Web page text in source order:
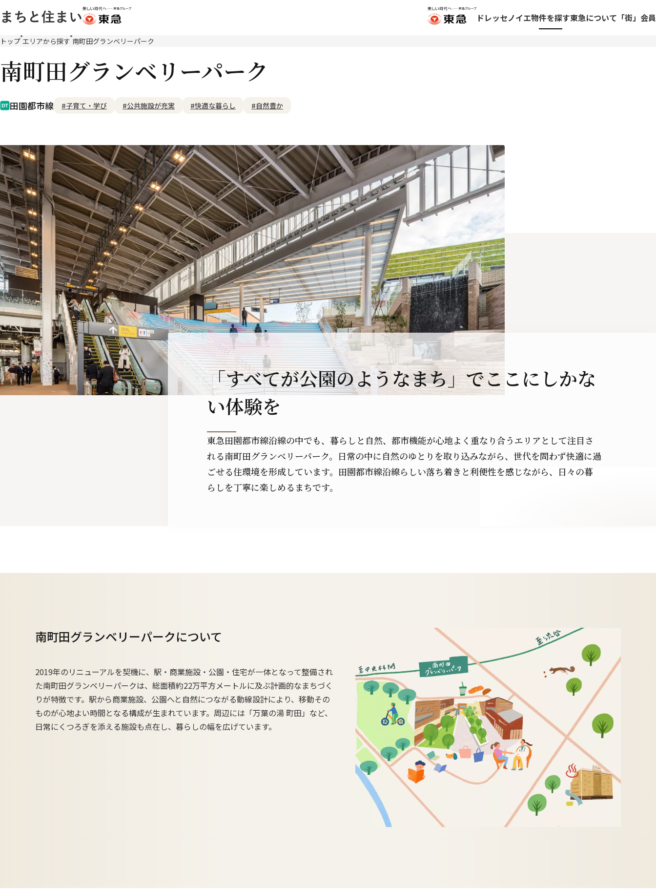
メ
ン
コ
テ
ン
移
動
ドレッセノイエ物件を探す東急について 「街」会員
トップ エリアから探す 南町田グランベリーパーク
南町田グランベリーパーク
田園都市線 #子育て・学び #公共施設が充実 #快適な暮らし #自然豊か
「すべてが公園のようなまち」でここにしかな
い体験を
東急田園都市線沿線の中でも、暮らしと自然、都市機能が心地よく重なり合うエリアとして注目さ
れる南町田グランベリーパーク。日常の中に自然のゆとりを取り込みながら、世代を問わず快適に過
ごせる住環境を形成しています。田園都市線沿線らしい落ち着きと利便性を感じながら、日々の暮
らしを丁寧に楽しめるまちです。
南町田グランベリーパークについて
2019年のリニューアルを契機に、駅・商業施設・公園・住宅が一体となって整備され
た南町田グランベリーパークは、総面積約22万平方メートルに及ぶ計画的なまちづく
りが特徴です。駅から商業施設、公園へと自然につながる動線設計により、移動その
ものが心地よい時間となる構成が生まれています。周辺には「万葉の湯 町田」など、
日常にくつろぎを添える施設も点在し、暮らしの幅を広げています。